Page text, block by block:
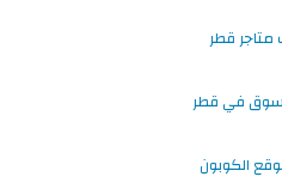
قطر
في قطر
الكوبون